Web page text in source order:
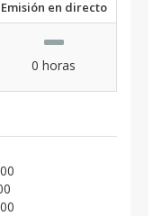
Emisión en directo
0 horas